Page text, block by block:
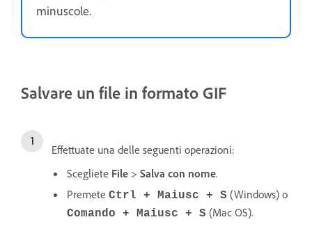
minuscole.
Salvare un file in formato GIF
Effettuate una delle seguenti operazioni:
Scegliete File > Salva con nome.
Premete Ctrl + Maiusc + S (Windows) o
Comando + Maiusc + S (Mac OS).